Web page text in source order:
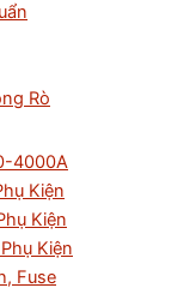
Rò
4000A
Kiện
Kiện
Kiện
Fuse